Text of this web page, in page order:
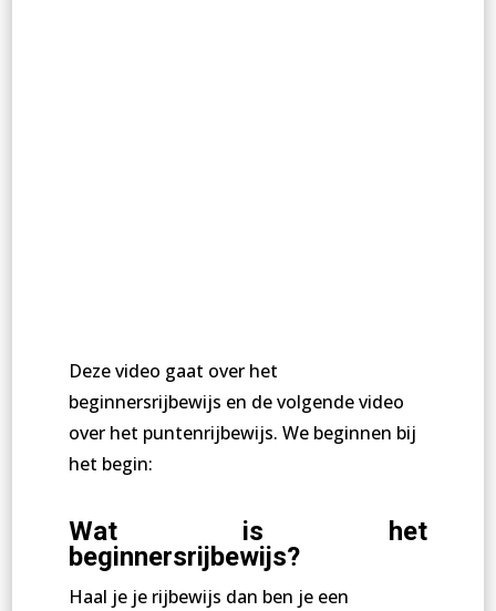
Deze video gaat over het
beginnersrijbewijs en de volgende video
over het puntenrijbewijs. We beginnen bij
het begin:
Wat is het
beginnersrijbewijs?
Haal je je rijbewijs dan ben je een